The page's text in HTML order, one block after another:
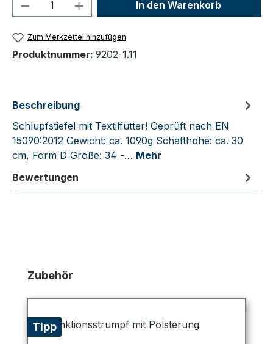
In den Warenkorb
Zum Merkzettel hinzufügen
Produktnummer: 9202-1.11
Beschreibung
Schlupfstiefel mit Textilfutter! Geprüft nach EN
15090:2012 Gewicht: ca. 1090g Schafthöhe: ca. 30
cm, Form D Größe: 34 -… Mehr
Bewertungen
Produktgalerie überspringen
Zubehör
Tipp